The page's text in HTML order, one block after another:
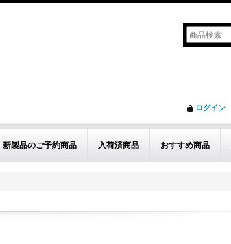
ログイン
新製品のご予約商品 入荷済商品 おすすめ商品